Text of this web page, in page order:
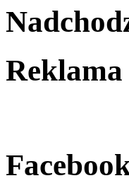
Reklama